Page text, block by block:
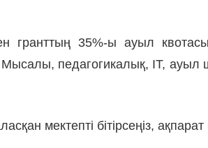
35%-ы ауыл
педагогикалық, IT,
мектепті бітірсеңіз,